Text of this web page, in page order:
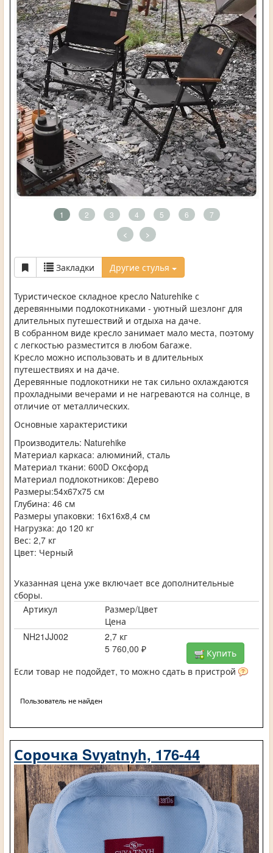
1 2 3 4 5 6 7
< >
Закладки Другие стулья
Туристическое складное кресло Naturehike с
деревянными подлокотниками - уютный шезлонг для
длительных путешествий и отдыха на даче.
В собранном виде кресло занимает мало места, поэтому
с легкостью разместится в любом багаже.
Кресло можно использовать и в длительных
путешествиях и на даче.
Деревянные подлокотники не так сильно охлаждаются
прохладными вечерами и не нагреваются на солнце, в
отличие от металлических.
Основные характеристики
Производитель: Naturehike
Материал каркаса: алюминий, сталь
Материал ткани: 600D Оксфорд
Материал подлокотников: Дерево
Размеры:54х67х75 см
Глубина: 46 см
Размеры упаковки: 16х16х8,4 см
Нагрузка: до 120 кг
Вес: 2,7 кг
Цвет: Черный
Указанная цена уже включает все дополнительные
сборы.
Артикул
Размер/Цвет
Цена
NH21JJ002
2,7 кг
5 760,00 ₽
Купить
Если товар не подойдет, то можно сдать в пристрой
Пользователь не найден
Сорочка Svyatnyh, 176-44